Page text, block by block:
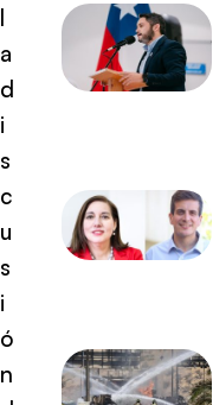
l
a
d
i
s
c
u
s
i
ó
n